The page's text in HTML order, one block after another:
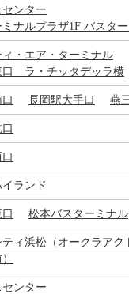
ンター
ミナルプラザ1F バスタ
・エア・ターミナル
口 ラ・チッタデッラ横
長岡駅大手口 燕
ランド
松本バスターミナル
ティ浜松（オークラアク
ンター